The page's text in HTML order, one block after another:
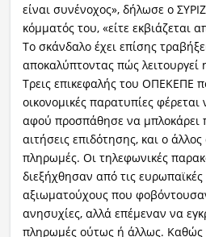
είναι συνένοχος», δήλωσε ο
κόμματός του, «είτε εκβιάζεται
Το σκάνδαλο έχει επίσης
αποκαλύπτοντας πώς λειτουργεί
Τρεις επικεφαλής του ΟΠΕΚΕΠΕ
οικονομικές παρατυπίες
αφού προσπάθησε να μπλοκάρει
αιτήσεις επιδότησης, και ο
πληρωμές. Οι τηλεφωνικές
διεξήχθησαν από τις
αξιωματούχους που
ανησυχίες, αλλά επέμεναν να
πληρωμές ούτως ή άλλως. Καθώς